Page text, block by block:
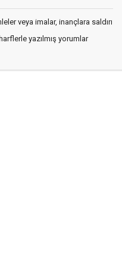
veya imalar, inançlara saldırı
yazılmış yorumlar